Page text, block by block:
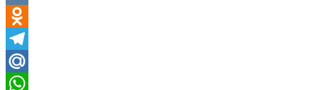
гостевой
книги
VK
Odnoklassniki
Telegram
Mail.Ru